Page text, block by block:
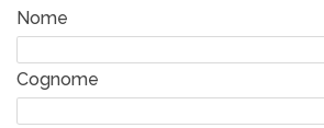
Nome
Cognome